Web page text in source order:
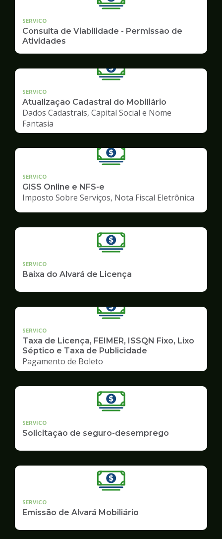
SERVICO
Consulta de Viabilidade - Permissão de
Atividades
SERVICO
Atualização Cadastral do Mobiliário
Dados Cadastrais, Capital Social e Nome
Fantasia
SERVICO
GISS Online e NFS-e
Imposto Sobre Serviços, Nota Fiscal Eletrônica
SERVICO
Baixa do Alvará de Licença
SERVICO
Taxa de Licença, FEIMER, ISSQN Fixo, Lixo
Séptico e Taxa de Publicidade
Pagamento de Boleto
SERVICO
Solicitação de seguro-desemprego
SERVICO
Emissão de Alvará Mobiliário